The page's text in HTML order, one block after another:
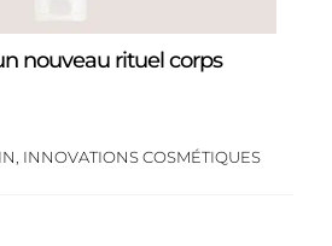
nouveau rituel corps
INNOVATIONS COSMÉTIQUES